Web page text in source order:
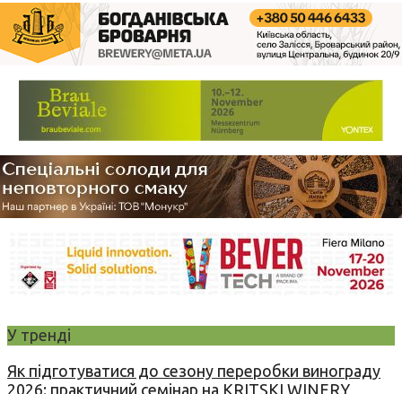
У тренді
Як підготуватися до сезону переробки винограду
2026: практичний семінар на KRITSKI WINERY